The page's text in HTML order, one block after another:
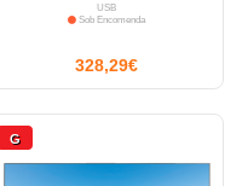
USB
Sob Encomenda
328,29€
G